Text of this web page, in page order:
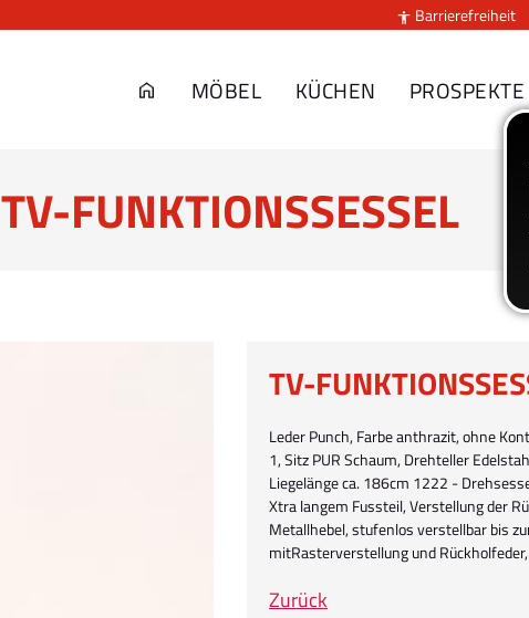
 Barrierefreiheit
MÖBEL KÜCHEN
TV-FUNKTIONSSESSEL
TV-
Leder Punch, Farbe anthrazit, ohne
1, Sitz PUR Schaum, Drehteller
Liegelänge ca. 186cm 1222 -
Xtra langem Fussteil, Verstellung der
Metallhebel, stufenlos verstellbar bis
mitRasterverstellung und
Zurück